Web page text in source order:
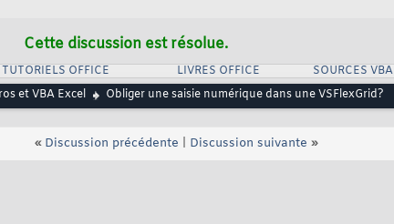
Cette discussion est résolue.
TUTORIELS OFFICE LIVRES OFFICE SOURCES VBA
et VBA Excel Obliger une saisie numérique dans une VSFlexGrid?
« Discussion précédente Discussion suivante »